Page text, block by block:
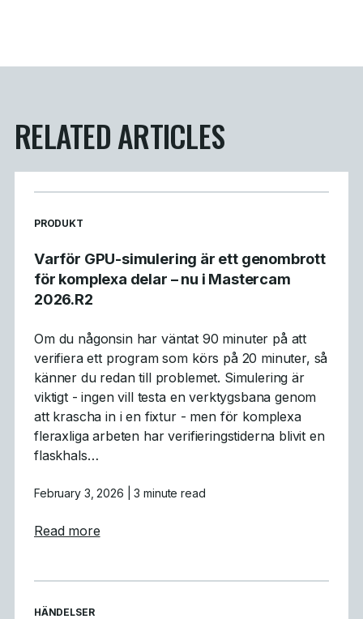
RELATED ARTICLES
READ MORE ARTICLES ABOUT
PRODUKT
Varför GPU-simulering är ett genombrott
för komplexa delar – nu i Mastercam
2026.R2
Om du någonsin har väntat 90 minuter på att
verifiera ett program som körs på 20 minuter, så
känner du redan till problemet. Simulering är
viktigt - ingen vill testa en verktygsbana genom
att krascha in i en fixtur - men för komplexa
fleraxliga arbeten har verifieringstiderna blivit en
flaskhals…
February 3, 2026 | 3 minute read
Read moreabout Varför GPU-simulering är ett
READ MORE ARTICLES ABOUT
HÄNDELSER